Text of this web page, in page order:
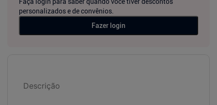
Faça login para saber quando você tiver descontos
personalizados e de convênios.
Fazer login
Descrição